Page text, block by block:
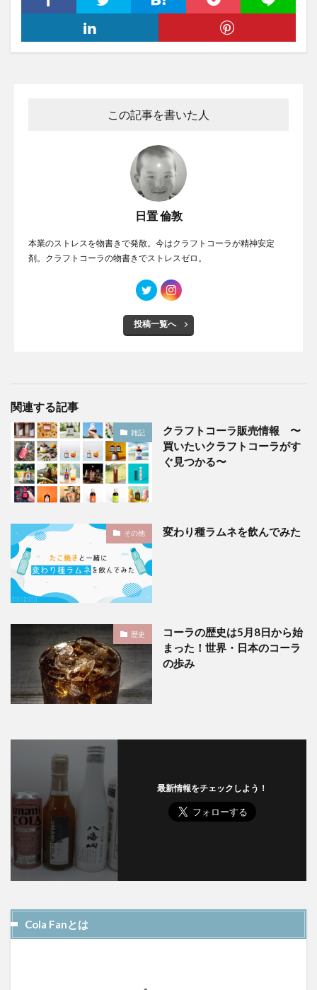
この記事を書いた人
日置 倫敦
本業のストレスを物書きで発散。今はクラフトコーラが精神安定
剤。クラフトコーラの物書きでストレスゼロ。
投稿一覧へ
関連する記事
雑記
クラフトコーラ販売情報 〜
買いたいクラフトコーラがす
ぐ見つかる〜
その他 変わり種ラムネを飲んでみた
歴史
コーラの歴史は5月8日から始
まった！世界・日本のコーラ
の歩み
最新情報をチェックしよう！
Cola Fanとは